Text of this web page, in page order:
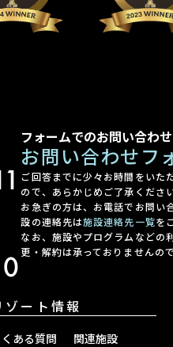
フォームでのお問い合わせ
お問い合わせフ
ご回答までに少々お時間をいた
ので、あらかじめご了承ください
お急ぎの方は、お電話でお問い
設の連絡先は施設連絡先一覧を
なお、施設やプログラムなどの
更・解約は承っておりませんの
ゾート情報
ある質問 関連施設